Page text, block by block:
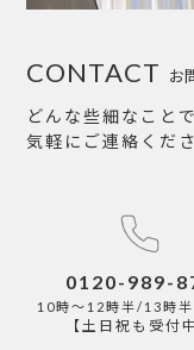
お
CONTACT
どんな些細なこと
気軽にご連絡くださ
0120-989-
10時～12時半/13時
【土日祝も受付